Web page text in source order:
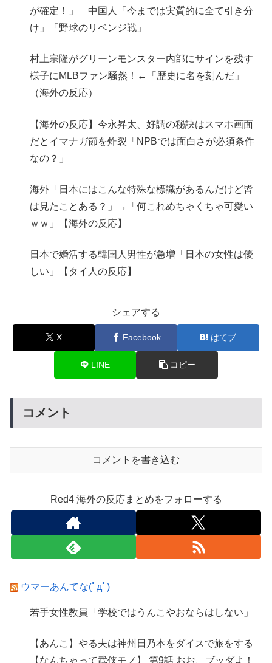
が確定！」 中国人「今までは実質的に全て引き分
け」「野球のリベンジ戦」
村上宗隆がグリーンモンスター内部にサインを残す
様子にMLBファン騒然！←「歴史に名を刻んだ」
（海外の反応）
【海外の反応】今永昇太、好調の秘訣はスマホ画面
だとイマナガ節を炸裂「NPBでは面白さが必須条件
なの？」
海外「日本にはこんな特殊な標識があるんだけど皆
は見たことある？」→「何これめちゃくちゃ可愛い
ｗｗ」【海外の反応】
日本で婚活する韓国人男性が急増「日本の女性は優
しい」【タイ人の反応】
シェアする
X Facebook はてブ
LINE コピー
コメント
コメントを書き込む
Red4 海外の反応まとめをフォローする
ウマーあんてな(ﾟдﾟ)
若手女性教員「学校ではうんこやおならはしない」
【あんこ】やる夫は神州日乃本をダイスで旅をする
【なんちゃって武侠モノ】 第9話 おお、ブッダよ！